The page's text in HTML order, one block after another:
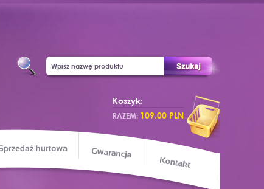
Koszyk:
RAZEM: 109.00 PLN
Sprzedaż hurtowa
Gwarancja
Kontakt